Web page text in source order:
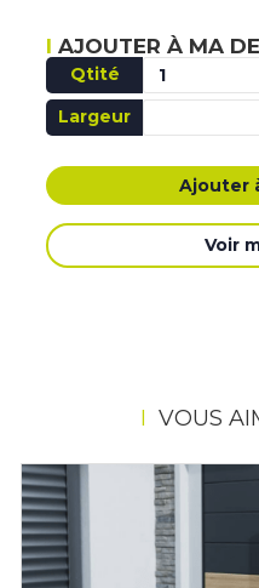
AJOUTER À MA
Qtité
Largeur
Ajouter
Voir
VOUS